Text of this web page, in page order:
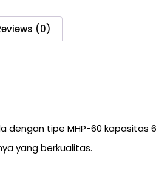
(0)
dengan tipe MHP-60
yang berkualitas.